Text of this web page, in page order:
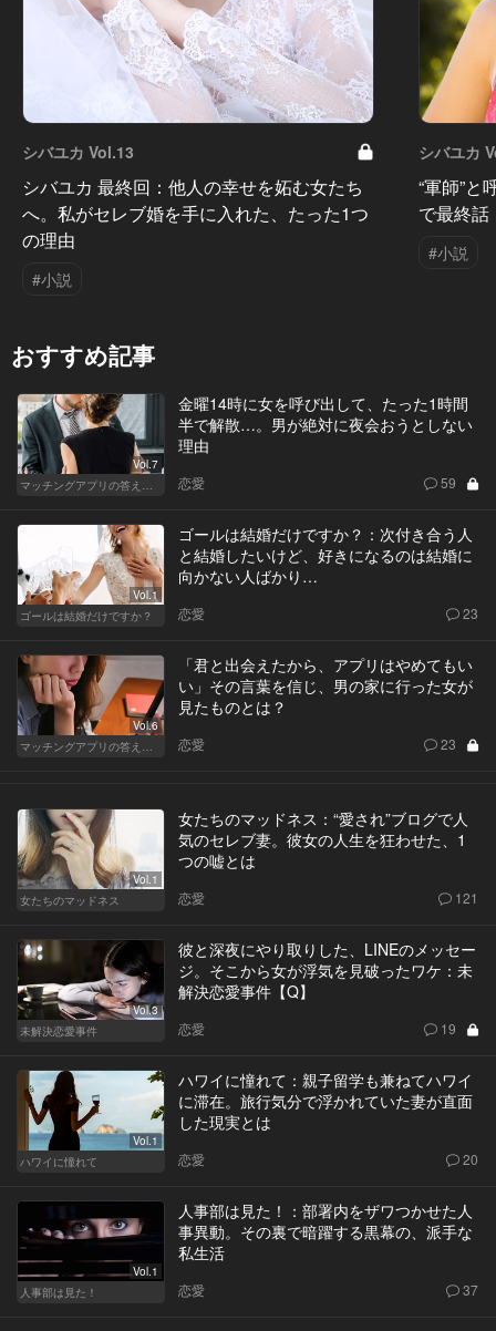
シバユカ Vol.13
シバユカ 最終回：他人の幸せを妬む女たち
へ。私がセレブ婚を手に入れた、たった1つ
の理由
#小説
シバユカ
“軍師”と
で最終
#小説
おすすめ記事
Vol.7
マッチングアプリの答えあわせ【Q】
金曜14時に女を呼び出して、たった1時間
半で解散…。男が絶対に夜会おうとしない
理由
恋愛 59
Vol.1
ゴールは結婚だけですか？
ゴールは結婚だけですか？：次付き合う人
と結婚したいけど、好きになるのは結婚に
向かない人ばかり…
恋愛 23
Vol.6
マッチングアプリの答えあわせ【A】～SEASON2～
「君と出会えたから、アプリはやめてもい
い」その言葉を信じ、男の家に行った女が
見たものとは？
恋愛 23
Vol.1
女たちのマッドネス
女たちのマッドネス：“愛され”ブログで人
気のセレブ妻。彼女の人生を狂わせた、1
つの嘘とは
恋愛 121
Vol.3
未解決恋愛事件
彼と深夜にやり取りした、LINEのメッセー
ジ。そこから女が浮気を見破ったワケ：未
解決恋愛事件【Q】
恋愛 19
Vol.1
ハワイに憧れて
ハワイに憧れて：親子留学も兼ねてハワイ
に滞在。旅行気分で浮かれていた妻が直面
した現実とは
恋愛 20
Vol.1
人事部は見た！
人事部は見た！：部署内をザワつかせた人
事異動。その裏で暗躍する黒幕の、派手な
私生活
恋愛 37